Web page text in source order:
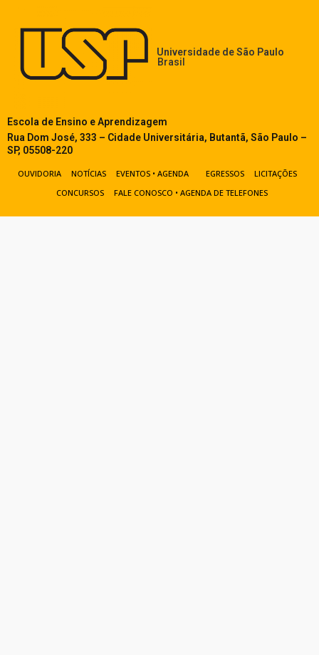
Universidade de São Paulo
Brasil
Escola de Ensino e Aprendizagem
Rua Dom José, 333 – Cidade Universitária, Butantã, São Paulo –
SP, 05508-220
OUVIDORIA NOTÍCIAS EVENTOS • AGENDA EGRESSOS
LICITAÇÕES
CONCURSOS
FALE CONOSCO • AGENDA DE TELEFONES